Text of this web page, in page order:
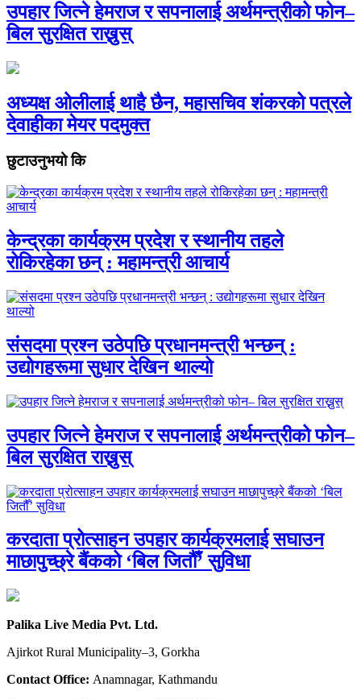
उपहार जित्ने हेमराज र सपनालाई अर्थमन्त्रीको फोन–
बिल सुरक्षित राख्नुस्
अध्यक्ष ओलीलाई थाहै छैन, महासचिव शंकरको पत्रले
देवाहीका मेयर पदमुक्त
छुटाउनुभयो कि
केन्द्रका कार्यक्रम प्रदेश र स्थानीय तहले
रोकिरहेका छन् : महामन्त्री आचार्य
संसदमा प्रश्न उठेपछि प्रधानमन्त्री भन्छन् :
उद्योगहरूमा सुधार देखिन थाल्यो
उपहार जित्ने हेमराज र सपनालाई अर्थमन्त्रीको फोन–
बिल सुरक्षित राख्नुस्
करदाता प्रोत्साहन उपहार कार्यक्रमलाई सघाउन
माछापुच्छ्रे बैंकको ‘बिल जितौँ’ सुविधा
Palika Live Media Pvt. Ltd.
Ajirkot Rural Municipality–3, Gorkha
Contact Office: Anamnagar, Kathmandu